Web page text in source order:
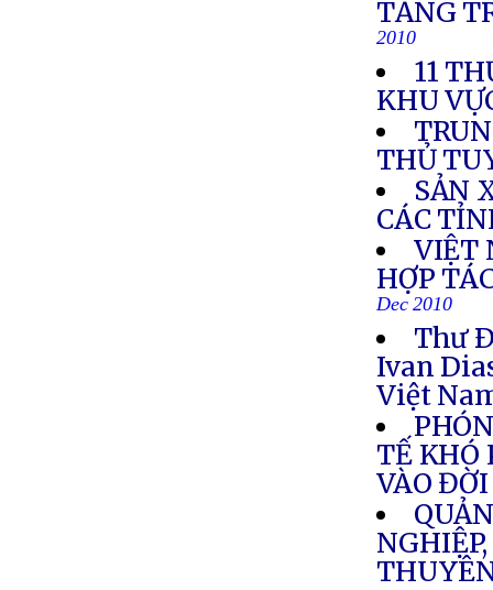
TĂNG
2010
11
KHU
THỦ
SẢN
CÁC
VIỆT
HỢP
Dec 2010
Thư
Ivan
Việt
TẾ KHÓ
VÀO